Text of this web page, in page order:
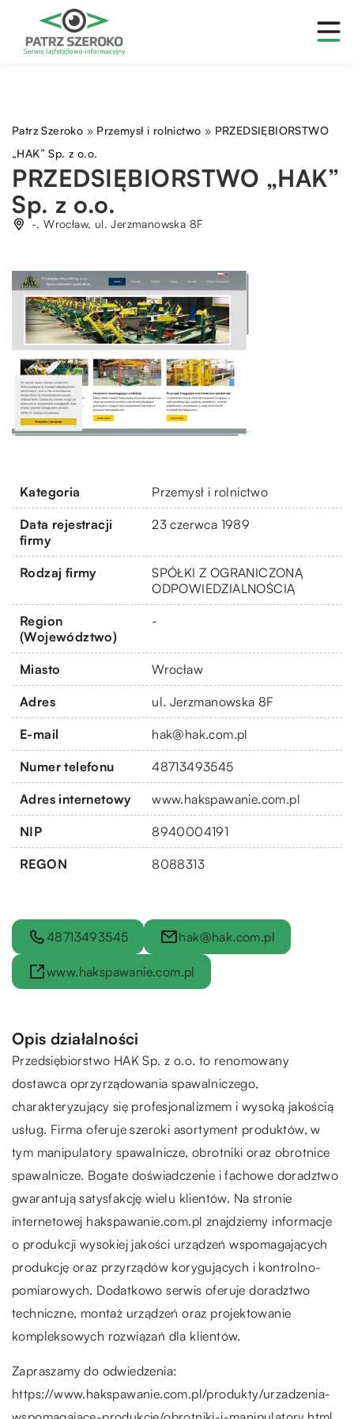
Patrz Szeroko » Przemysł i rolnictwo » PRZEDSIĘBIORSTWO
„HAK” Sp. z o.o.
PRZEDSIĘBIORSTWO „HAK”
Sp. z o.o.
-, Wrocław, ul. Jerzmanowska 8F
Kategoria Przemysł i rolnictwo
Data rejestracji
firmy
23 czerwca 1989
Rodzaj firmy
SPÓŁKI Z OGRANICZONĄ
ODPOWIEDZIALNOŚCIĄ
Region
(Województwo)
-
Miasto Wrocław
Adres ul. Jerzmanowska 8F
E-mail hak@hak.com.pl
Numer telefonu 48713493545
Adres internetowy www.hakspawanie.com.pl
NIP 8940004191
REGON 8088313
48713493545 hak@hak.com.pl
www.hakspawanie.com.pl
Opis działalności
Przedsiębiorstwo HAK Sp. z o.o. to renomowany
dostawca oprzyrządowania spawalniczego,
charakteryzujący się profesjonalizmem i wysoką jakością
usług. Firma oferuje szeroki asortyment produktów, w
tym manipulatory spawalnicze, obrotniki oraz obrotnice
spawalnicze. Bogate doświadczenie i fachowe doradztwo
gwarantują satysfakcję wielu klientów. Na stronie
internetowej hakspawanie.com.pl znajdziemy informacje
o produkcji wysokiej jakości urządzeń wspomagających
produkcję oraz przyrządów korygujących i kontrolno-
pomiarowych. Dodatkowo serwis oferuje doradztwo
techniczne, montaż urządzeń oraz projektowanie
kompleksowych rozwiązań dla klientów.
Zapraszamy do odwiedzenia:
https://www.hakspawanie.com.pl/produkty/urzadzenia-